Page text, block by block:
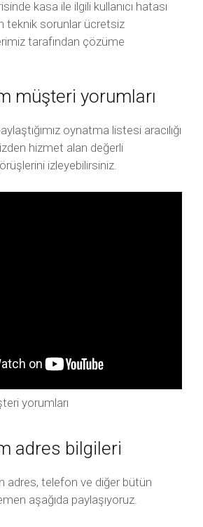
kasa ile ilgili kullanıcı hatası
teknik sorunlar ücretsiz
tarafından çözüme
müşteri yorumları
oynatma listesi aracılığı
hizmet alan değerli
izleyebilirsiniz.
yorumları
adres bilgileri
adres, telefon ve diğer bütün
aşağıda paylaşıyoruz.